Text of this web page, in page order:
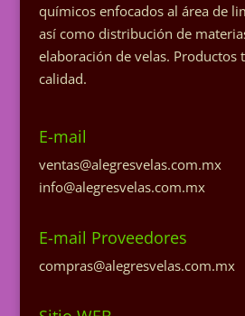
químicos enfocados al área de
así como distribución de
elaboración de velas. Productos
calidad.
E-mail
ventas@alegresvelas.com.mx
info@alegresvelas.com.mx
E-mail Proveedores
compras@alegresvelas.com.mx